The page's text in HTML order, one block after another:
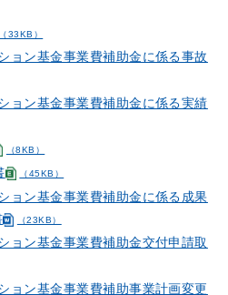
（33KB）
ン基金事業費補助金に係る事故
ン基金事業費補助金に係る実績
（8KB）
（45KB）
ン基金事業費補助金に係る成果
（23KB）
ン基金事業費補助金交付申請取
ン基金事業費補助事業計画変更